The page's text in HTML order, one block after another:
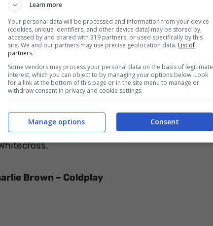
Brown – Coldplay
Learn more
Your personal data will be processed and information from your device
(cookies, unique identifiers, and other device data) may be stored by,
accessed by and shared with 319 partners, or used specifically by this
site. We and our partners may use precise geolocation data. List of
partners.
Some vendors may process your personal data on the basis of legitimate
interest, which you can object to by managing your options below. Look
for a link at the bottom of this page or in the site menu to manage or
withdraw consent in privacy and cookie settings.
Consent
Manage options